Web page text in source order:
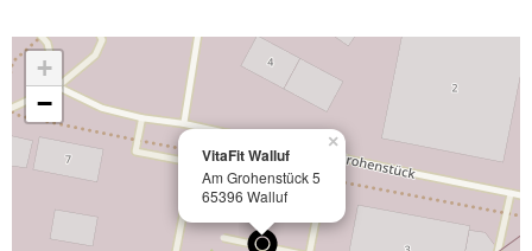
VitaFit Walluf
Am Grohenstück 5
65396 Walluf
×
+
−